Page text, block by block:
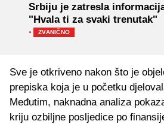
Srbiju je zatresla
"Hvala ti za svaki trenutak"
· ZVANIČNO
Sve je otkriveno nakon što je
prepiska koja je u početku
Međutim, naknadna analiza
kriju ozbiljne posljedice po